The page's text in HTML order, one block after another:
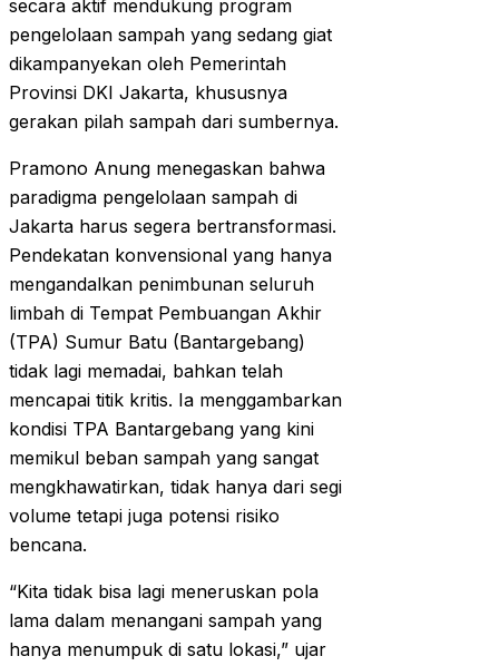
secara aktif mendukung program
pengelolaan sampah yang sedang giat
dikampanyekan oleh Pemerintah
Provinsi DKI Jakarta, khususnya
gerakan pilah sampah dari sumbernya.
Pramono Anung menegaskan bahwa
paradigma pengelolaan sampah di
Jakarta harus segera bertransformasi.
Pendekatan konvensional yang hanya
mengandalkan penimbunan seluruh
limbah di Tempat Pembuangan Akhir
(TPA) Sumur Batu (Bantargebang)
tidak lagi memadai, bahkan telah
mencapai titik kritis. Ia menggambarkan
kondisi TPA Bantargebang yang kini
memikul beban sampah yang sangat
mengkhawatirkan, tidak hanya dari segi
volume tetapi juga potensi risiko
bencana.
“Kita tidak bisa lagi meneruskan pola
lama dalam menangani sampah yang
hanya menumpuk di satu lokasi,” ujar